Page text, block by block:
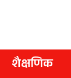
शैक्षणिक